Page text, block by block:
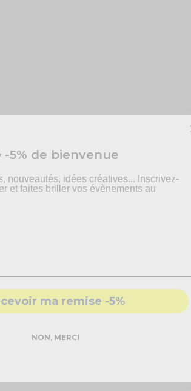
ce dont vous avez besoin
nylon, vous pourrez facilement
tandis que sa couleur bleue
ou que vous aspiriez à devenir un
-5% de bienvenue
nouveautés, idées créatives... Inscrivez-
et faites briller vos évènements au
ma remise -5%
NON, MERCI